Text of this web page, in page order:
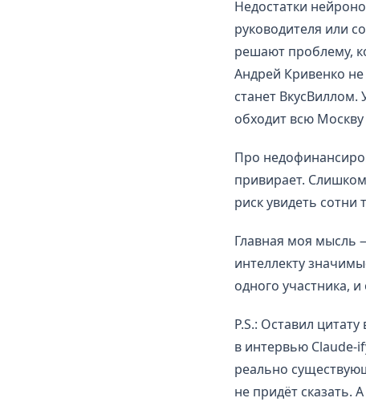
Недостатки
руководителя или
решают проблему,
Андрей Кривенко
станет
обходит всю
Про
привирает.
риск увидеть сотни
Главная моя мысль
интеллекту
одного участника,
P.S.: Оставил
в интервью Claude-
реально
не придёт сказать.